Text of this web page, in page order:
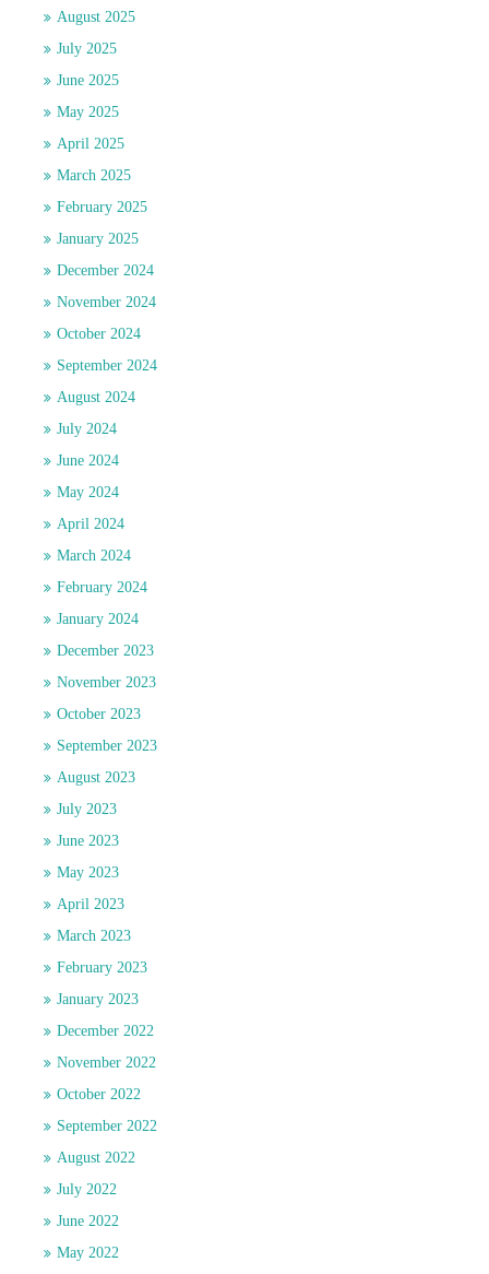
August 2025
July 2025
June 2025
May 2025
April 2025
March 2025
February 2025
January 2025
December 2024
November 2024
October 2024
September 2024
August 2024
July 2024
June 2024
May 2024
April 2024
March 2024
February 2024
January 2024
December 2023
November 2023
October 2023
September 2023
August 2023
July 2023
June 2023
May 2023
April 2023
March 2023
February 2023
January 2023
December 2022
November 2022
October 2022
September 2022
August 2022
July 2022
June 2022
May 2022